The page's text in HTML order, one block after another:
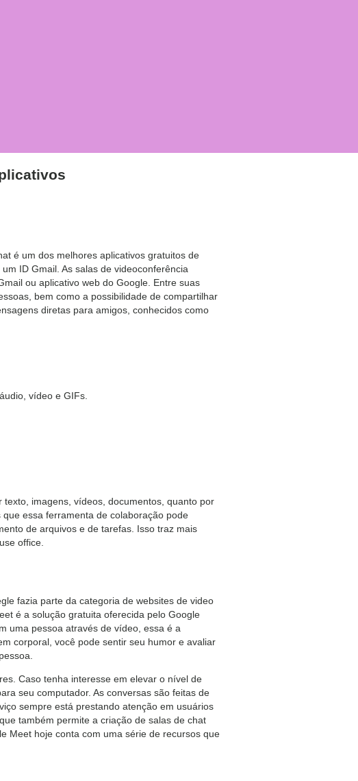
é um dos melhores aplicativos gratuitos de
ID Gmail. As salas de videoconferência
ou aplicativo web do Google. Entre suas
bem como a possibilidade de compartilhar
diretas para amigos, conhecidos como
vídeo e GIFs.
imagens, vídeos, documentos, quanto por
essa ferramenta de colaboração pode
de arquivos e de tarefas. Isso traz mais
office.
fazia parte da categoria de websites de video
é a solução gratuita oferecida pelo Google
uma pessoa através de vídeo, essa é a
corporal, você pode sentir seu humor e avaliar
Caso tenha interesse em elevar o nível de
seu computador. As conversas são feitas de
sempre está prestando atenção em usuários
também permite a criação de salas de chat
Meet hoje conta com uma série de recursos que